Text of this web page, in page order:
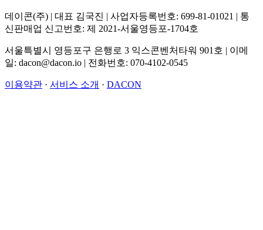
데이콘(주) | 대표 김국진 | 사업자등록번호: 699-81-01021 | 통
신판매업 신고번호: 제 2021-서울영등포-1704호
서울특별시 영등포구 은행로 3 익스콘벤처타워 901호 | 이메
일: dacon@dacon.io | 전화번호: 070-4102-0545
이용약관 · 서비스 소개 · DACON